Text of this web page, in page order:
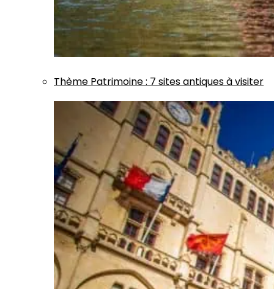
Thème Patrimoine: 7 sites antiques à visiter